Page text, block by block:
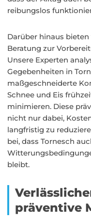
reibungslos
Darüber hinaus
Beratung zur
Unsere Experten
Gegebenheiten in
maßgeschneiderte
Schnee und Eis
minimieren. Diese
nicht nur dabei,
langfristig zu
bei, dass Tornesch
bleibt.
präventive